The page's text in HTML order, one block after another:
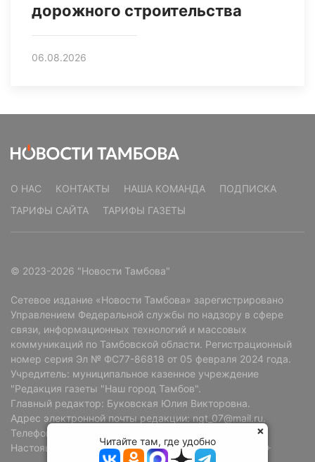
дорожного строительства
06.08.2026
О НАС КОНТАКТЫ НАША КОМАНДА
ПОДПИСКА
ТАРИФЫ САЙТА
ТАРИФЫ ГАЗЕТЫ
© 2023-2026 "Новости Тамбова"
Сетевое издание «Новости Тамбова» зарегистрировано
Управлением Федеральной службы по надзору в сфере
связи, информационных технологий и массовых
коммуникаций по Тамбовской области. Регистрационный
номер серия Эл № ФС77-86818 от 05 февраля 2024 года.
Учредитель: муниципальное казенное учреждение
"Редакция газеты "Наш город Тамбов".
Главный редактор: Буковская Юлия Викторовна.
Адрес электронной почты редакции: ngt_07@mail.ru.
Телефон редакции: +7 (4752) 72-69-37.
Настоящий ресурс может содержать материалы 18+
Читайте там, где удобно